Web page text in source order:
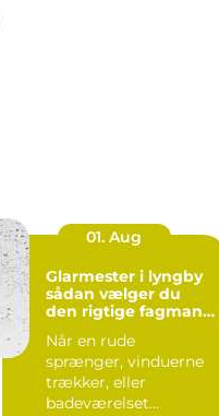
01. Aug
Glarmester i lyngby
sådan vælger du
den rigtige fagmand
Når en rude
sprænger, vinduerne
trækker, eller
badeværelset